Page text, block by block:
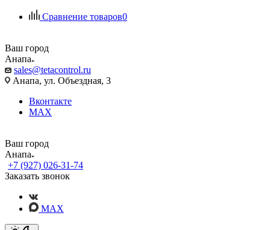
Сравнение товаров0
Ваш город
Анапа
sales@tetacontrol.ru
Анапа, ул. Объездная, 3
Вконтакте
MAX
Ваш город
Анапа
+7 (927) 026-31-74
Заказать звонок
MAX